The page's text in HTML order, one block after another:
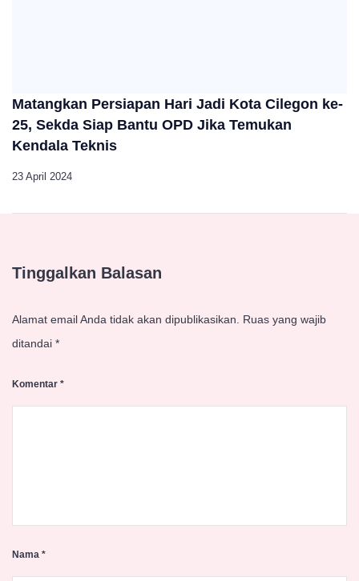
Matangkan Persiapan Hari Jadi Kota Cilegon ke-
25, Sekda Siap Bantu OPD Jika Temukan
Kendala Teknis
23 April 2024
Tinggalkan Balasan
Alamat email Anda tidak akan dipublikasikan.
Ruas yang wajib
ditandai *
Komentar *
Nama *